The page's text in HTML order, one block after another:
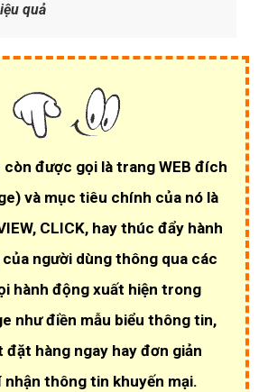
quả
còn được gọi là trang WEB đích
và mục tiêu chính của nó là
CLICK, hay thúc đẩy hành
người dùng thông qua các
hành động xuất hiện trong
như điền mẫu biểu thông tin,
đặt hàng ngay hay đơn giản
nhận thông tin khuyến mại.